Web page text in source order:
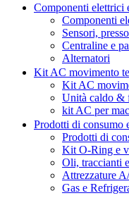
Componenti elettrici
Componenti
Sensori,
Centraline e
Alternatori
Kit AC movimento
Kit AC
Unità caldo &
kit AC per
Prodotti di consumo
Prodotti di
Kit O-Ring e
Oli, traccianti
Attrezzature
Gas e